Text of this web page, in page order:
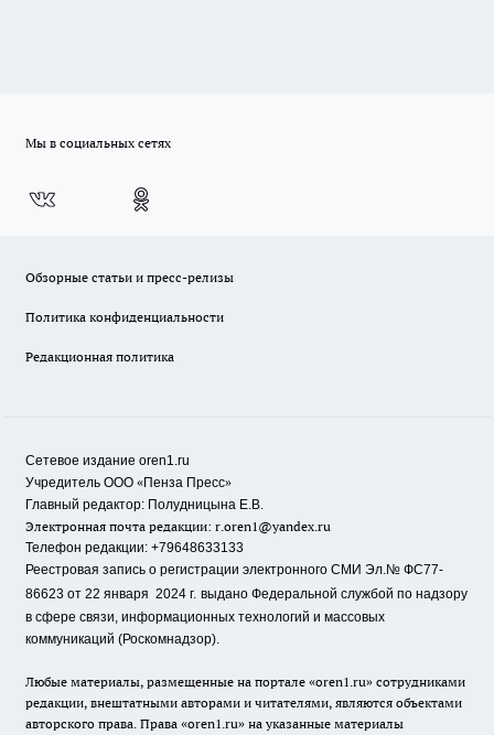
Мы в социальных сетях
Обзорные статьи и пресс-релизы
Политика конфиденциальности
Редакционная политика
Сетевое издание oren1.ru
Учредитель ООО «Пенза Пресс»
Главный редактор: Полудницына Е.В.
Электронная почта редакции: r.oren1@yandex.ru
Телефон редакции: +79648633133
Реестровая запись о регистрации электронного СМИ Эл.№ ФС77-
86623 от 22 января 2024 г. выдано Федеральной службой по надзору
в сфере связи, информационных технологий и массовых
коммуникаций (Роскомнадзор).
Любые материалы, размещенные на портале «oren1.ru» сотрудниками
редакции, внештатными авторами и читателями, являются объектами
авторского права. Права «oren1.ru» на указанные материалы